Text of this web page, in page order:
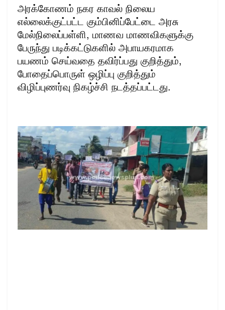
அரக்கோணம் நகர காவல் நிலைய
எல்லைக்குட்பட்ட கும்பினிப்பேட்டை அரசு
மேல்நிலைப்பள்ளி, மாணவ மாணவிகளுக்கு
பேருந்து படிக்கட்டுகளில் அபாயகரமாக
பயணம் செய்வதை தவிர்ப்பது குறித்தும்,
போதைப்பொருள் ஒழிப்பு குறித்தும்
விழிப்புணர்வு நிகழ்ச்சி நடத்தப்பட்டது.